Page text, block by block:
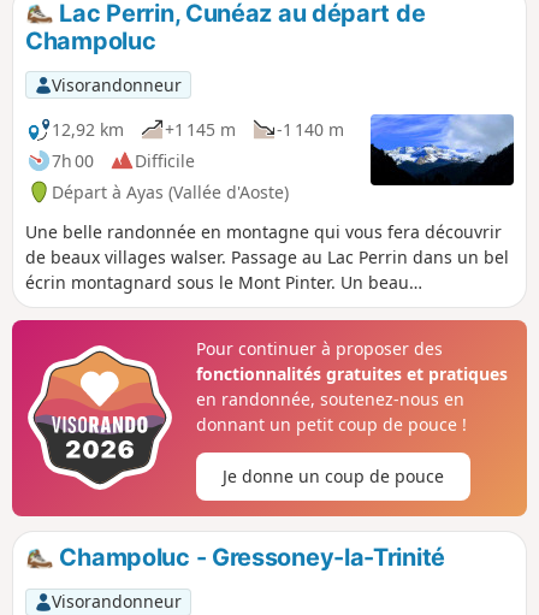
possible d'emprunter plusieurs itinéraires plus longs.
Lac Perrin, Cunéaz au départ de
Champoluc
Visorandonneur
12,92 km
+1 145 m
-1 140 m
7h 00
Difficile
Départ à Ayas (Vallée d'Aoste)
Une belle randonnée en montagne qui vous fera découvrir
de beaux villages walser. Passage au Lac Perrin dans un bel
écrin montagnard sous le Mont Pinter. Un beau
cheminement pour passer une belle journée.
Pour continuer à proposer des
fonctionnalités gratuites et pratiques
en randonnée, soutenez-nous en
donnant un petit coup de pouce !
Je donne un coup de pouce
Champoluc - Gressoney-la-Trinité
Visorandonneur